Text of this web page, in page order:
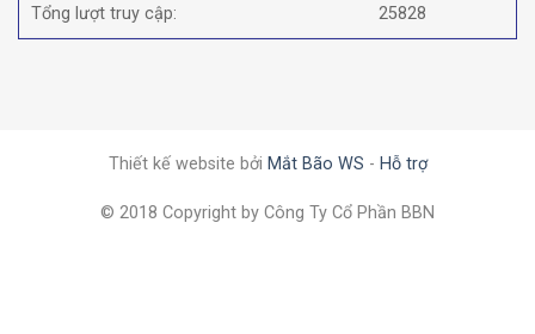
Tổng lượt truy cập: 25828
Thiết kế website bởi Mắt Bão WS - Hỗ trợ
© 2018 Copyright by Công Ty Cổ Phần BBN